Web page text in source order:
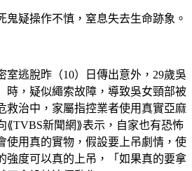
鬼疑操作不慎，窒息失去生命跡象。
室逃脫昨（10）日傳出意外，29歲吳
時，疑似繩索故障，導致吳女頸部被
救治中，家屬指控業者使用真實亞麻
⟪TVBS新聞網⟫表示，自家也有恐怖
使用真的實物，假設要上吊劇情，使
強度可以真的上吊，「如果真的要拿